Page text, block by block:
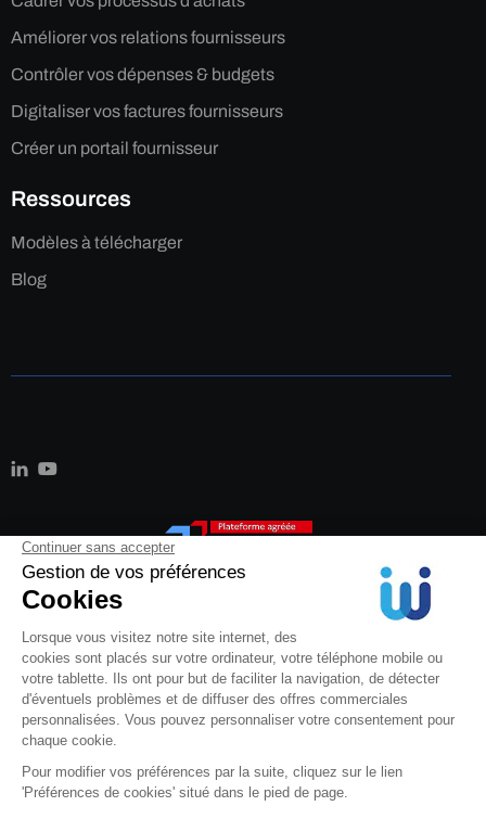
Améliorer vos relations fournisseurs
Contrôler vos dépenses & budgets
Digitaliser vos factures fournisseurs
Créer un portail fournisseur
Ressources
Modèles à télécharger
Blog
© 2026 Weproc.
Tous droits réservés.